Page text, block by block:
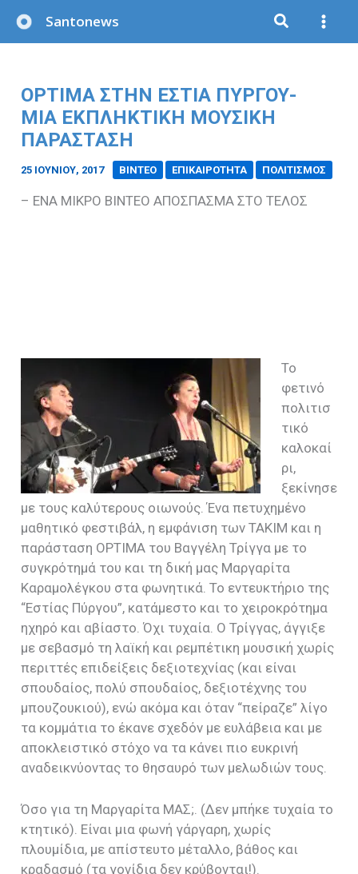
στο
Santonews
ΟΡΤΙΜΑ ΣΤΗΝ ΕΣΤΙΑ ΠΥΡΓΟΥ-
ΜΙΑ ΕΚΠΛΗΚΤΙΚΗ ΜΟΥΣΙΚΗ
ΠΑΡΑΣΤΑΣΗ
25 ΙΟΥΝΊΟΥ, 2017 ΒΙΝΤΕΟ ΕΠΙΚΑΙΡΟΤΗΤΑ ΠΟΛΙΤΙΣΜΟΣ
– ΕΝΑ ΜΙΚΡΟ ΒΙΝΤΕΟ ΑΠΟΣΠΑΣΜΑ ΣΤΟ ΤΕΛΟΣ
Το
φετινό
πολιτισ
τικό
καλοκαί
ρι,
ξεκίνησε
με τους καλύτερους οιωνούς. Ένα πετυχημένο
μαθητικό φεστιβάλ, η εμφάνιση των ΤΑΚΙΜ και η
παράσταση ΟΡΤΙΜΑ του Βαγγέλη Τρίγγα με το
συγκρότημά του και τη δική μας Μαργαρίτα
Καραμολέγκου στα φωνητικά. Το εντευκτήριο της
“Εστίας Πύργου”, κατάμεστο και το χειροκρότημα
ηχηρό και αβίαστο. Όχι τυχαία. Ο Τρίγγας, άγγιξε
με σεβασμό τη λαϊκή και ρεμπέτικη μουσική χωρίς
περιττές επιδείξεις δεξιοτεχνίας (και είναι
σπουδαίος, πολύ σπουδαίος, δεξιοτέχνης του
μπουζουκιού), ενώ ακόμα και όταν “πείραζε” λίγο
τα κομμάτια το έκανε σχεδόν με ευλάβεια και με
αποκλειστικό στόχο να τα κάνει πιο ευκρινή
αναδεικνύοντας το θησαυρό των μελωδιών τους.
Όσο για τη Μαργαρίτα ΜΑΣ;. (Δεν μπήκε τυχαία το
κτητικό). Είναι μια φωνή γάργαρη, χωρίς
πλουμίδια, με απίστευτο μέταλλο, βάθος και
κραδασμό (τα γονίδια δεν κρύβονται!).